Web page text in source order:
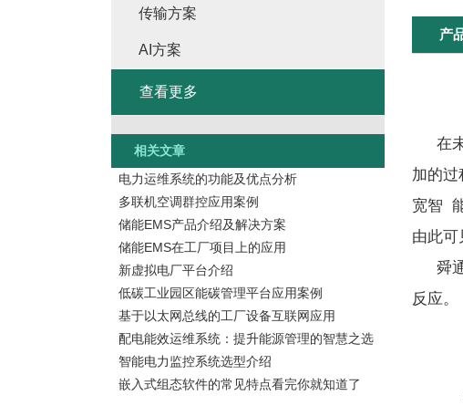
产
在
加的过
宽智
由此可
舜
反应。
传输方案
AI方案
查看更多
相关文章
电力运维系统的功能及优点分析
多联机空调群控应用案例
储能EMS产品介绍及解决方案
储能EMS在工厂项目上的应用
新虚拟电厂平台介绍
低碳工业园区能碳管理平台应用案例
基于以太网总线的工厂设备互联网应用
配电能效运维系统：提升能源管理的智慧之选
智能电力监控系统选型介绍
嵌入式组态软件的常见特点看完你就知道了